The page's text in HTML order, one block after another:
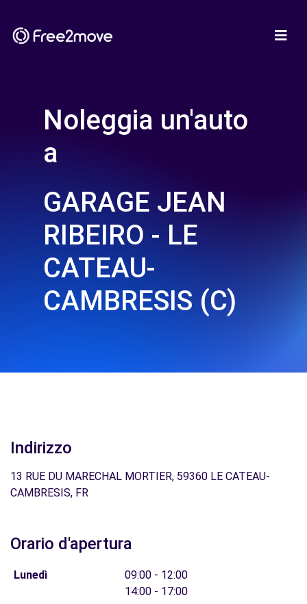
Noleggia un'auto
a
GARAGE JEAN
RIBEIRO - LE
CATEAU-
CAMBRESIS (C)
Indirizzo
13 RUE DU MARECHAL MORTIER, 59360 LE CATEAU-
CAMBRESIS, FR
Orario d'apertura
Lunedì
09:00 - 12:00
14:00 - 17:00